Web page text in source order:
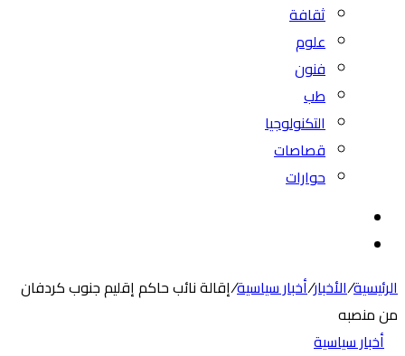
ثقافة
علوم
فنون
طب
التكنولوجيا
قصاصات
حوارات
الرئيسية/الأخبار/أخبار سياسية/إقالة نائب حاكم إقليم جنوب كردفان
من منصبه
أخبار سياسية